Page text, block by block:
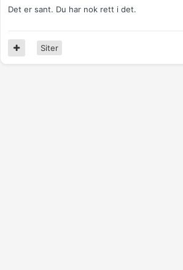
Det er sant. Du har nok rett i det.
Siter